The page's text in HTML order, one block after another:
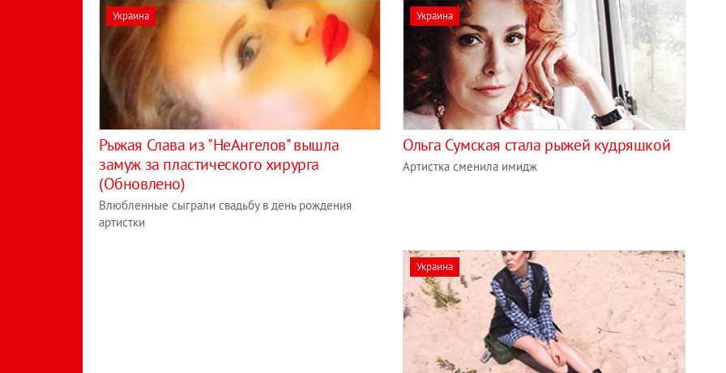
Украина
Рыжая Слава из "НеАнгелов" вышла
замуж за пластического хирурга
(Обновлено)
Влюбленные сыграли свадьбу в день рождения
артистки
Украина
Ольга Сумская стала рыжей кудряшкой
Артистка сменила имидж
Украина